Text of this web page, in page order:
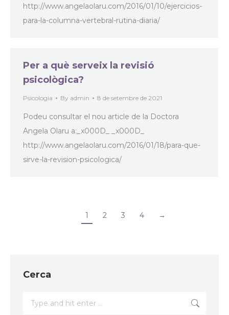
http://www.angelaolaru.com/2016/01/10/ejercicios-
para-la-columna-vertebral-rutina-diaria/
Per a què serveix la revisió
psicològica?
Psicologia By admin 8 de setembre de 2021
Podeu consultar el nou article de la Doctora
Angela Olaru a:_x000D_ _x000D_
http://www.angelaolaru.com/2016/01/18/para-que-
sirve-la-revision-psicologica/
1 2 3 4 →
Cerca
Search: